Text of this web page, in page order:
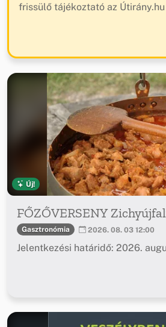
frissülő tájékoztató az
Új!
FŐZŐVERSENY
Gasztronómia 2026. 08. 03 12:00
Jelentkezési határidő: 2026.